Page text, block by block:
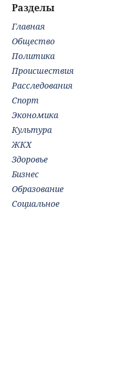
Разделы
Главная
Общество
Политика
Происшествия
Расследования
Спорт
Экономика
Культура
ЖКХ
Здоровье
Бизнес
Образование
Социальное